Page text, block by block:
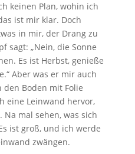
keinen Plan, wohin ich
ist mir klar. Doch
in mir, der Drang zu
sagt: „Nein, die Sonne
Es ist Herbst, genieße
Aber was er mir auch
Boden mit Folie
eine Leinwand hervor,
Na mal sehen, was sich
ist groß, und ich werde
zwängen.